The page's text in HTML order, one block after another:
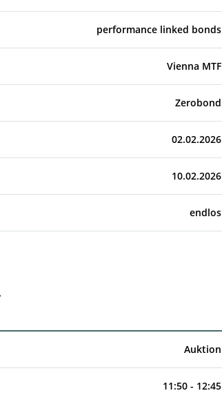
performance linked bonds
Vienna MTF
Zerobond
02.02.2026
10.02.2026
endlos
Auktion
11:50 - 12:45